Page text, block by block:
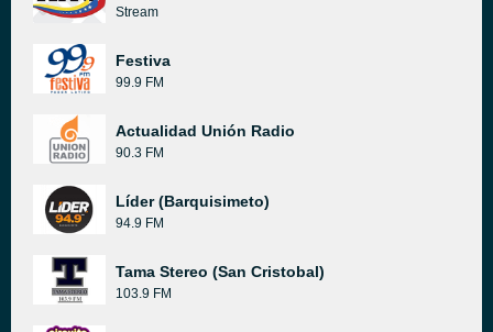
Stream
Festiva
99.9 FM
Actualidad Unión Radio
90.3 FM
Líder (Barquisimeto)
94.9 FM
Tama Stereo (San Cristobal)
103.9 FM